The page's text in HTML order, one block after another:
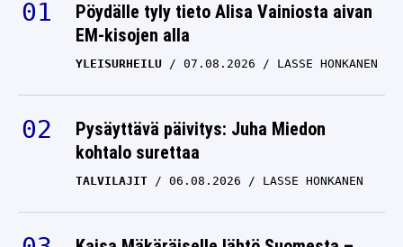
Pöydälle tyly tieto Alisa Vainiosta aivan
EM-kisojen alla
YLEISURHEILU 07.08.2026 LASSE HONKANEN
Pysäyttävä päivitys: Juha Miedon
kohtalo surettaa
TALVILAJIT 06.08.2026 LASSE HONKANEN